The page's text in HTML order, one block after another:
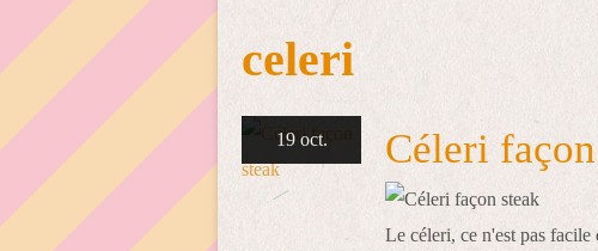
celeri
19 oct. Céleri
Le céleri, ce n'est pas